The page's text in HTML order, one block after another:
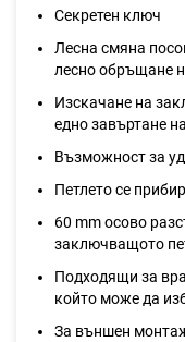
Секретен ключ
Лесна смяна
лесно обръщане
Изскачане на
едно завъртане
Възможност за
Петлето се
60 mm осово
заключващото
Подходящи за
който може да
За външен